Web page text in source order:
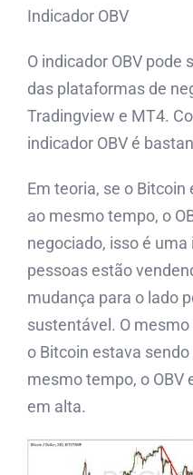
Indicador OBV
O indicador OBV pode
das plataformas de
Tradingview e MT4.
indicador OBV é
Em teoria, se o
ao mesmo tempo, o
negociado, isso é
pessoas estão
mudança para o lado
sustentável. O
o Bitcoin estava
mesmo tempo, o OBV
em alta.